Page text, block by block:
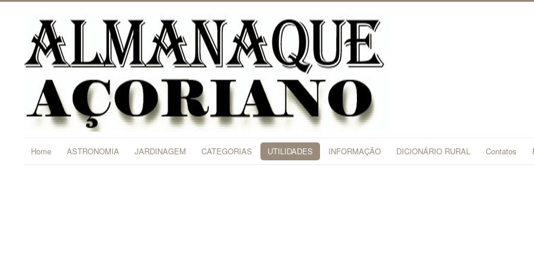
Home ASTRONOMIA JARDINAGEM CATEGORIAS UTILIDADES INFORMAÇÃO DICIONÁRIO RURAL Contatos